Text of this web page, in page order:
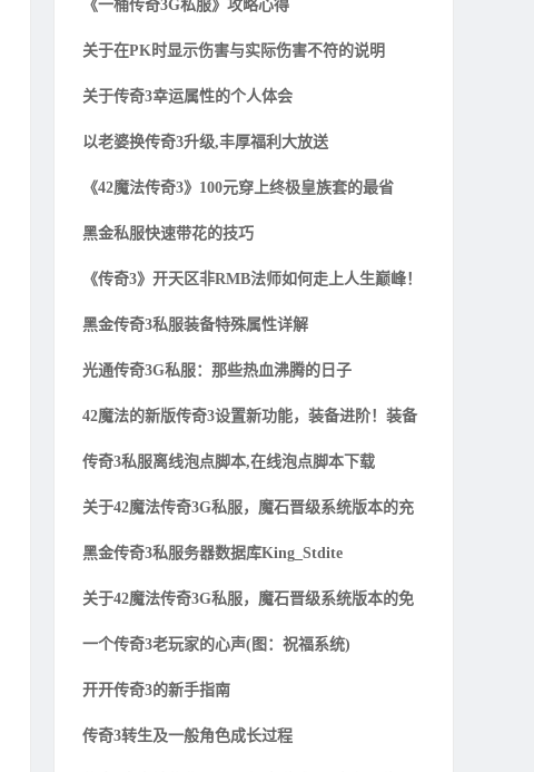
《一桶传奇3G私服》攻略心得
关于在PK时显示伤害与实际伤害不符的说明
关于传奇3幸运属性的个人体会
以老婆换传奇3升级,丰厚福利大放送
《42魔法传奇3》100元穿上终极皇族套的最省
黑金私服快速带花的技巧
《传奇3》开天区非RMB法师如何走上人生巅峰！
黑金传奇3私服装备特殊属性详解
光通传奇3G私服：那些热血沸腾的日子
42魔法的新版传奇3设置新功能，装备进阶！装备
传奇3私服离线泡点脚本,在线泡点脚本下载
关于42魔法传奇3G私服，魔石晋级系统版本的充
黑金传奇3私服务器数据库King_Stdite
关于42魔法传奇3G私服，魔石晋级系统版本的免
一个传奇3老玩家的心声(图：祝福系统)
开开传奇3的新手指南
传奇3转生及一般角色成长过程